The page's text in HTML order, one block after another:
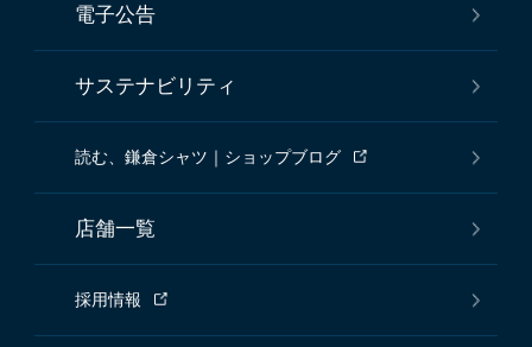
電子公告
サステナビリティ
読む、鎌倉シャツ｜ショップブログ
店舗一覧
採用情報